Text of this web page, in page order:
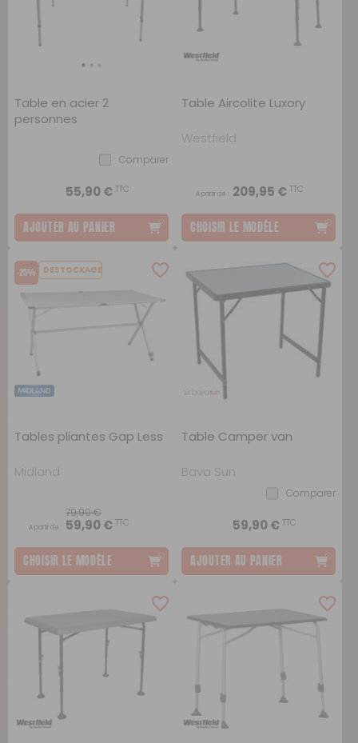
Table en acier 2
personnes
Comparer
55,90 €TTC
AJOUTER AU PANIER
Table Aircolite Luxory
Westfield
A partir de : 209,95 €TTC
CHOISIR LE MODÈLE
-25% DESTOCKAGE
Tables pliantes Gap Less
Midland
79,90 €
A partir de : 59,90 €TTC
CHOISIR LE MODÈLE
Table Camper van
Baya Sun
Comparer
59,90 €TTC
AJOUTER AU PANIER